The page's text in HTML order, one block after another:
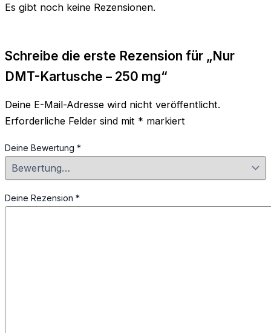
Es gibt noch keine Rezensionen.
Schreibe die erste Rezension für „Nur
DMT-Kartusche – 250 mg“
Deine E-Mail-Adresse wird nicht veröffentlicht.
Erforderliche Felder sind mit * markiert
Deine Bewertung *
Deine Rezension *